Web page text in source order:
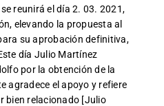
reunirá el día 2. 03. 2021,
elevando la propuesta al
su aprobación definitiva,
día Julio Martínez
por la obtención de la
agradece el apoyo y refiere
bien relacionado [Julio